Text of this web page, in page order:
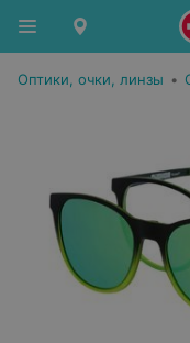
Оптики, очки, линзы •